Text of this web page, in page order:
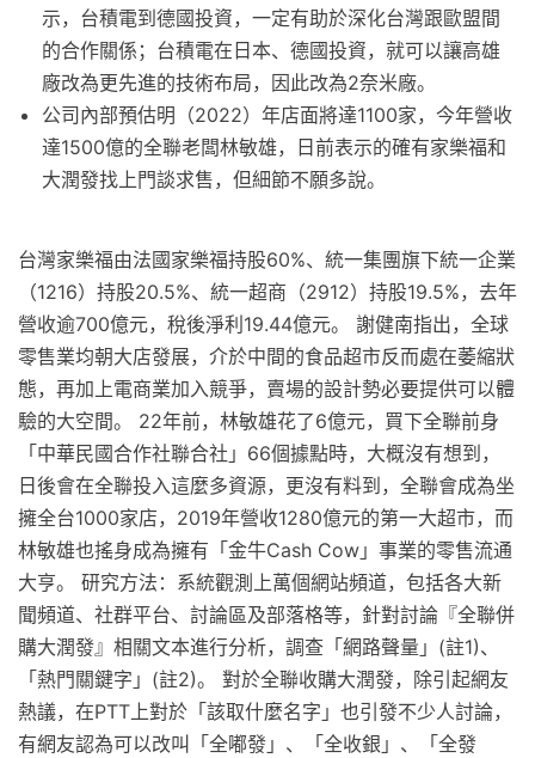
示，台積電到德國投資，一定有助於深化台灣跟歐盟間
的合作關係；台積電在日本、德國投資，就可以讓高雄
廠改為更先進的技術布局，因此改為2奈米廠。
公司內部預估明（2022）年店面將達1100家，今年營收
達1500億的全聯老闆林敏雄，日前表示的確有家樂福和
大潤發找上門談求售，但細節不願多說。
台灣家樂福由法國家樂福持股60%、統一集團旗下統一企業
（1216）持股20.5%、統一超商（2912）持股19.5%，去年
營收逾700億元，稅後淨利19.44億元。 謝健南指出，全球
零售業均朝大店發展，介於中間的食品超市反而處在萎縮狀
態，再加上電商業加入競爭，賣場的設計勢必要提供可以體
驗的大空間。 22年前，林敏雄花了6億元，買下全聯前身
「中華民國合作社聯合社」66個據點時，大概沒有想到，
日後會在全聯投入這麼多資源，更沒有料到，全聯會成為坐
擁全台1000家店，2019年營收1280億元的第一大超市，而
林敏雄也搖身成為擁有「金牛Cash Cow」事業的零售流通
大亨。 研究方法：系統觀測上萬個網站頻道，包括各大新
聞頻道、社群平台、討論區及部落格等，針對討論『全聯併
購大潤發』相關文本進行分析，調查「網路聲量」(註1)、
「熱門關鍵字」(註2)。 對於全聯收購大潤發，除引起網友
熱議，在PTT上對於「該取什麼名字」也引發不少人討論，
有網友認為可以改叫「全嘟發」、「全收銀」、「全發